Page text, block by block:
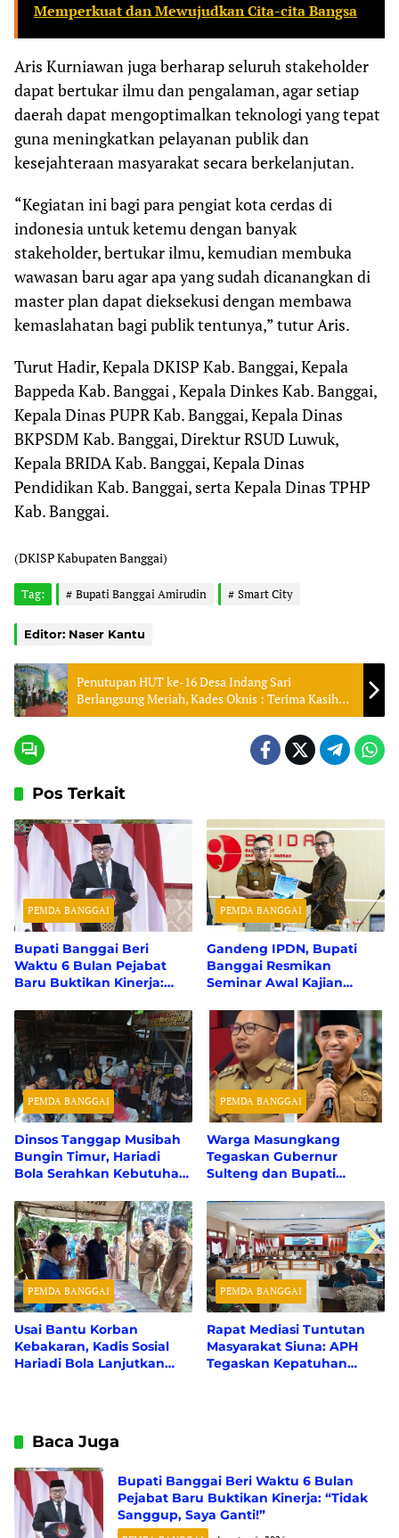
Memperkuat dan Mewujudkan Cita-cita Bangsa
Aris Kurniawan juga berharap seluruh stakeholder
dapat bertukar ilmu dan pengalaman, agar setiap
daerah dapat mengoptimalkan teknologi yang tepat
guna meningkatkan pelayanan publik dan
kesejahteraan masyarakat secara berkelanjutan.
“Kegiatan ini bagi para pengiat kota cerdas di
indonesia untuk ketemu dengan banyak
stakeholder, bertukar ilmu, kemudian membuka
wawasan baru agar apa yang sudah dicanangkan di
master plan dapat dieksekusi dengan membawa
kemaslahatan bagi publik tentunya,” tutur Aris.
Turut Hadir, Kepala DKISP Kab. Banggai, Kepala
Bappeda Kab. Banggai , Kepala Dinkes Kab. Banggai,
Kepala Dinas PUPR Kab. Banggai, Kepala Dinas
BKPSDM Kab. Banggai, Direktur RSUD Luwuk,
Kepala BRIDA Kab. Banggai, Kepala Dinas
Pendidikan Kab. Banggai, serta Kepala Dinas TPHP
Kab. Banggai.
(DKISP Kabupaten Banggai)
Tag: Bupati Banggai Amirudin Smart City
Editor: Naser Kantu
Penutupan HUT ke-16 Desa Indang Sari
Berlangsung Meriah, Kades Oknis : Terima Kasih
Buat Semua Pihak
Pos Terkait
PEMDA BANGGAI
Bupati Banggai Beri
Waktu 6 Bulan Pejabat
Baru Buktikan Kinerja:
Ganti!”
PEMDA BANGGAI
Gandeng IPDN, Bupati
Banggai Resmikan
Seminar Awal Kajian
PEMDA BANGGAI
Dinsos Tanggap Musibah
Bungin Timur, Hariadi
Bola Serahkan Kebutuhan
Kebakaran
PEMDA BANGGAI
Warga Masungkang
Tegaskan Gubernur
Sulteng dan Bupati
Bekerja
PEMDA BANGGAI
Usai Bantu Korban
Kebakaran, Kadis Sosial
Hariadi Bola Lanjutkan
PEMDA BANGGAI
Rapat Mediasi Tuntutan
Masyarakat Siuna: APH
Tegaskan Kepatuhan
Baca Juga
Bupati Banggai Beri Waktu 6 Bulan
Pejabat Baru Buktikan Kinerja: “Tidak
Sanggup, Saya Ganti!”